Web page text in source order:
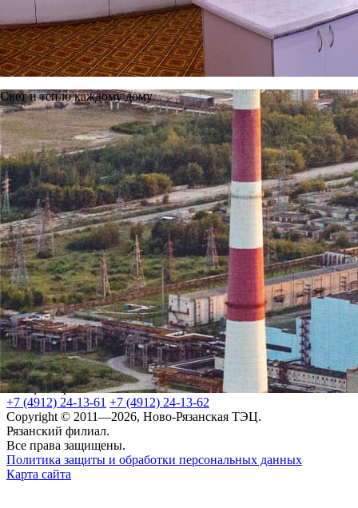
Свет и тепло каждому дому
Предыдущая
Вернуться
Следующая
Вы можете написать нам на почту, а также оставить свой
Приемная:
534@tec.ryazan.ru
Обратная связь
Адрес 390011, Рязанская область, г.Рязань,район Южный
Телефон приемной
+7 (4912) 24-13-61 +7 (4912) 24-13-62
Copyright © 2011—2026, Ново-Рязанская ТЭЦ.
Рязанский филиал.
Все права защищены.
Политика защиты и обработки персональных данных
Карта сайта